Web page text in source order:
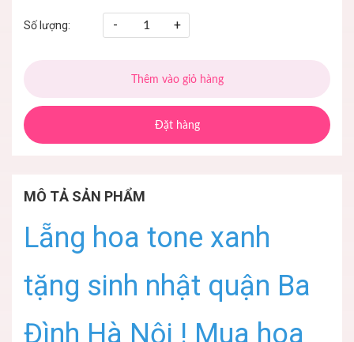
Số lượng: - +
Thêm vào giỏ hàng
Đặt hàng
MÔ TẢ SẢN PHẨM
Lẵng hoa tone xanh
tặng sinh nhật quận Ba
Đình Hà Nội ! Mua hoa